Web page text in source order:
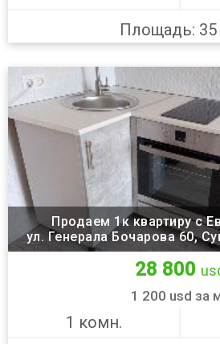
Площадь:
Продаем 1к квартиру с
ул. Генерала Бочарова 60,
Одесса
28 800
1 200 usd за
1 комн.